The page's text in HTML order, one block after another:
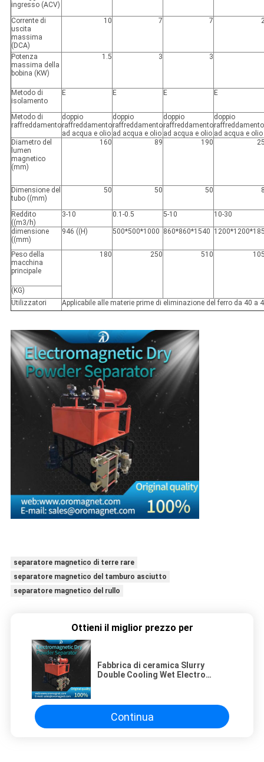
ingresso (ACV)
Corrente di
uscita
massima
(DCA)
10 7 7
Potenza
massima della
bobina (KW)
1.5 3 3
Metodo di
isolamento
E E E E
Metodo di
raffreddamento
doppio
raffreddamento
ad acqua e olio
doppio
raffreddamento
ad acqua e olio
doppio
raffreddamento
ad acqua e olio
doppio
raffreddamento
ad acqua e olio
Diametro del
lumen
magnetico
(mm)
160 89 190
Dimensione del
tubo ((mm)
50 50 50
Reddito
((m3/h)
3-10 0.1-0.5 5-10 10-30
dimensione
((mm)
946 ((H) 500*500*1000 860*860*1540
Peso della
macchina
principale
180 250 510
(KG)
Utilizzatori
Applicabile alle materie prime di eliminazione del ferro da 40 a
separatore magnetico di terre rare
separatore magnetico del tamburo asciutto
separatore magnetico del rullo
Ottieni il miglior prezzo per
Fabbrica di ceramica Slurry
Double Cooling Wet Electro
Continua